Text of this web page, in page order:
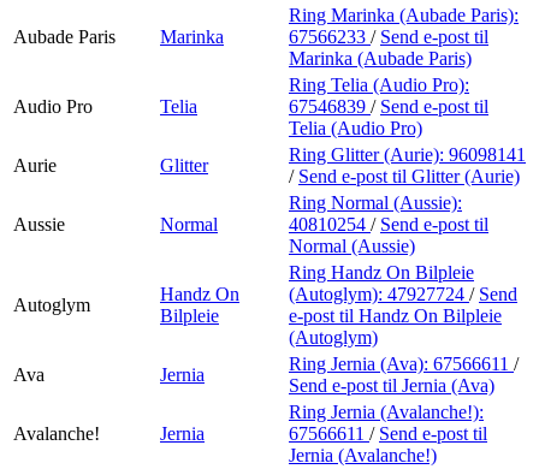
Aubade Paris Marinka
Ring Marinka (Aubade Paris):
67566233 / Send e-post til
Marinka (Aubade Paris)
Audio Pro Telia
Ring Telia (Audio Pro):
67546839 / Send e-post til
Telia (Audio Pro)
Aurie
Glitter
Ring Glitter (Aurie): 96098141
/ Send e-post til Glitter (Aurie)
Aussie Normal
Ring Normal (Aussie):
40810254 / Send e-post til
Normal (Aussie)
Autoglym
Handz On
Bilpleie
Ring Handz On Bilpleie
(Autoglym): 47927724 / Send
e-post til Handz On Bilpleie
(Autoglym)
Ava
Jernia
Ring Jernia (Ava): 67566611 /
Send e-post til Jernia (Ava)
Avalanche! Jernia
Ring Jernia (Avalanche!):
67566611 / Send e-post til
Jernia (Avalanche!)